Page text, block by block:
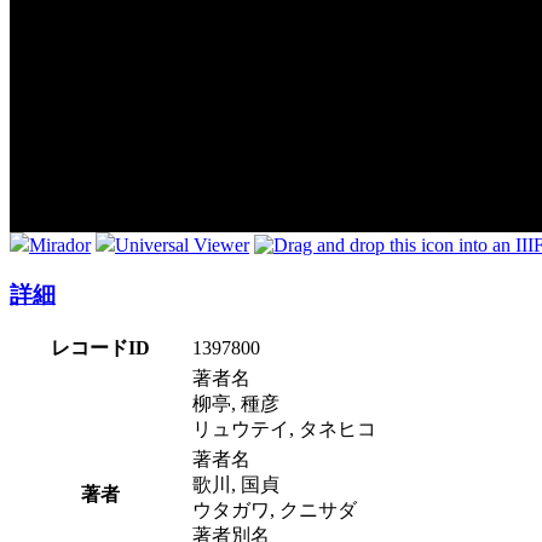
Mirador Universal Viewer
詳細
レコードID 1397800
著者
著者名
柳亭, 種彦
リュウテイ, タネヒコ
著者名
歌川, 国貞
ウタガワ, クニサダ
著者別名